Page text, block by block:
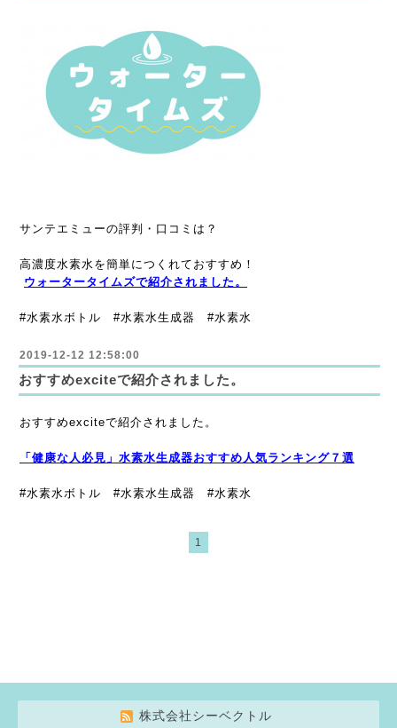
サンテエミューの評判・口コミは？
高濃度水素水を簡単につくれておすすめ！
ウォータータイムズで紹介されました。
#水素水ボトル #水素水生成器 #水素水
2019-12-12 12:58:00
おすすめexciteで紹介されました。
おすすめexciteで紹介されました。
「健康な人必見」水素水生成器おすすめ人気ランキング７選
#水素水ボトル #水素水生成器 #水素水
1
株式会社シーベクトル